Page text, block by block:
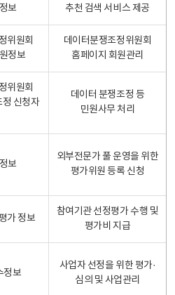
보 추천 검색 서비스 제공
위원회
정보
데이터분쟁조정위원회
홈페이지 회원관리
위원회
정 신청자
데이터 분쟁조정 등
민원사무 처리
보
외부전문가 풀 운영을 위한
평가위원 등록 신청
가 정보
참여기관 선정평가 수행 및
평가비 지급
정보
사업자 선정을 위한 평가·
심의 및 사업관리